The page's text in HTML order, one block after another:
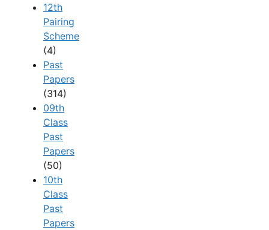
12th
Pairing
Scheme
(4)
Past
Papers
(314)
09th
Class
Past
Papers
(50)
10th
Class
Past
Papers